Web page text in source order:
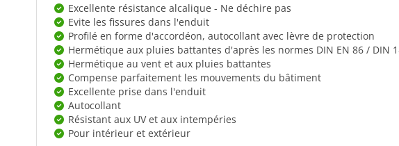
Excellente résistance alcalique - Ne déchire pas
Evite les fissures dans l'enduit
Profilé en forme d'accordéon, autocollant avec lèvre de protection
Hermétique aux pluies battantes d'après les normes DIN EN 86 / DIN
Hermétique au vent et aux pluies battantes
Compense parfaitement les mouvements du bâtiment
Excellente prise dans l'enduit
Autocollant
Résistant aux UV et aux intempéries
Pour intérieur et extérieur